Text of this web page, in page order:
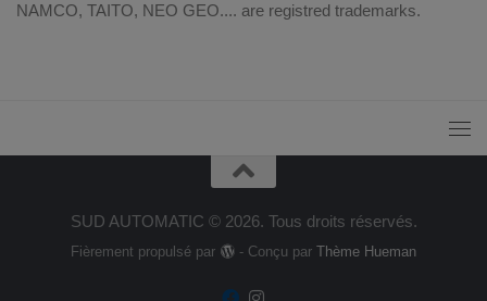
NAMCO, TAITO, NEO GEO.... are registred trademarks.
SUD AUTOMATIC © 2026. Tous droits réservés.
Fièrement propulsé par - Conçu par Thème Hueman